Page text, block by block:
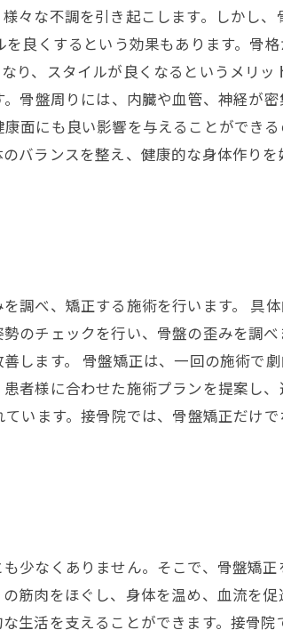
々な不調を引き起こします。しかし、
良くするという効果もあります。骨
り、スタイルが良くなるというメリッ
骨盤周りには、内臓や血管、神経が密
面にも良い影響を与えることができる
バランスを整え、健康的な身体作りを
調べ、矯正する施術を行います。 具
のチェックを行い、骨盤の歪みを調べ
します。 骨盤矯正は、一回の施術で
者様に合わせた施術プランを提案し、
います。接骨院では、骨盤矯正だけ
少なくありません。そこで、骨盤矯正
筋肉をほぐし、身体を温め、血流を促
生活を支えることができます。接骨院